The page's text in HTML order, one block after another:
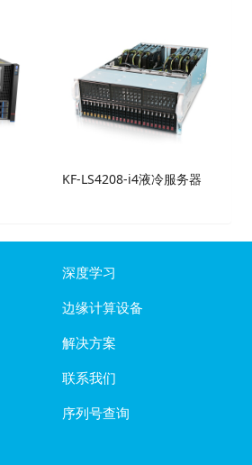
KF-LS4208-i4液冷服务器
深度学习
边缘计算设备
解决方案
联系我们
序列号查询